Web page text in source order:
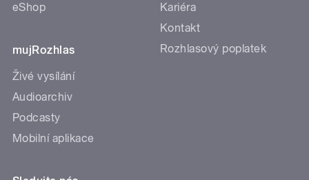
eShop
mujRozhlas
Živé vysílání
Audioarchiv
Podcasty
Mobilní aplikace
Kariéra
Kontakt
Rozhlasový poplatek